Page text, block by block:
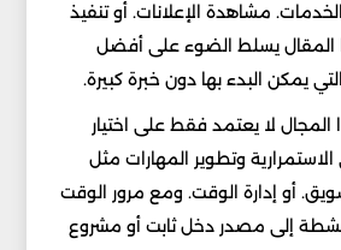
مشاهدة الإعلانات. أو تنفيذ
المقال يسلط الضوء على أفضل
يمكن البدء بها دون خبرة كبيرة.
المجال لا يعتمد فقط على اختيار
وتطوير المهارات مثل
أو إدارة الوقت. ومع مرور الوقت
إلى مصدر دخل ثابت أو مشروع